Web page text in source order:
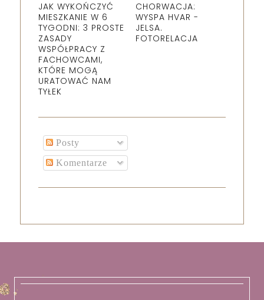
JAK WYKOŃCZYĆ
MIESZKANIE W 6
TYGODNI: 3 PROSTE
ZASADY
WSPÓŁPRACY Z
FACHOWCAMI,
KTÓRE MOGĄ
URATOWAĆ NAM
TYŁEK
CHORWACJA:
WYSPA HVAR -
JELSA.
FOTORELACJA
Posty
Komentarze